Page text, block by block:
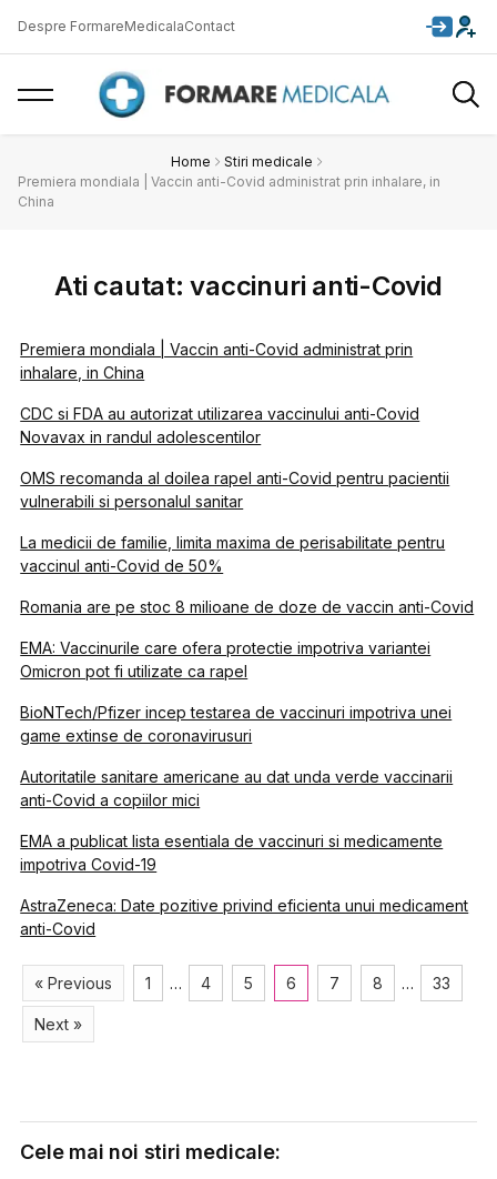
Despre FormareMedicalaContact
Home
Stiri medicale
Premiera mondiala | Vaccin anti-Covid administrat prin inhalare, in
China
Ati cautat: vaccinuri anti-Covid
Premiera mondiala | Vaccin anti-Covid administrat prin
inhalare, in China
CDC si FDA au autorizat utilizarea vaccinului anti-Covid
Novavax in randul adolescentilor
OMS recomanda al doilea rapel anti-Covid pentru pacientii
vulnerabili si personalul sanitar
La medicii de familie, limita maxima de perisabilitate pentru
vaccinul anti-Covid de 50%
Romania are pe stoc 8 milioane de doze de vaccin anti-Covid
EMA: Vaccinurile care ofera protectie impotriva variantei
Omicron pot fi utilizate ca rapel
BioNTech/Pfizer incep testarea de vaccinuri impotriva unei
game extinse de coronavirusuri
Autoritatile sanitare americane au dat unda verde vaccinarii
anti-Covid a copiilor mici
EMA a publicat lista esentiala de vaccinuri si medicamente
impotriva Covid-19
AstraZeneca: Date pozitive privind eficienta unui medicament
anti-Covid
« Previous 1 … 4 5 6 7 8 … 33
Next »
Cele mai noi stiri medicale: